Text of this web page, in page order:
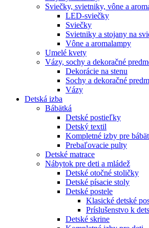
Sviečky, svietniky, vône a
LED-sviečky
Sviečky
Svietniky a stojany na
Vône a aromalampy
Umelé kvety
Vázy, sochy a dekoračné
Dekorácie na stenu
Sochy a dekoračné
Vázy
Detská izba
Bábätká
Detské postieľky
Detský textil
Kompletné izby pre
Prebaľovacie pulty
Detské matrace
Nábytok pre deti a mládež
Detské otočné stoličky
Detské písacie stoly
Detské postele
Klasické detské
Príslušenstvo k
Detské skrine